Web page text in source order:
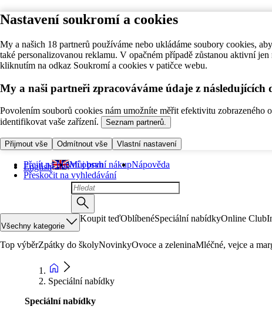
Nastavení soukromí a cookies
My a našich 18 partnerů používáme nebo ukládáme soubory cookies,
také personalizovanou reklamu. V opačném případě zůstanou aktivní
kliknutím na odkaz Soukromí a cookies v patičce webu.
My a naši partneři zpracováváme údaje z následujících
Povolením souborů cookies nám umožníte měřit efektivitu zobrazeného
identifikovat vaše zařízení.
Seznam partnerů.
Přijmout vše Odmítnout vše Vlastní nastavení
Přejít na hlavní obsah
Přeskočit na vyhledávání
English Můj první nákupNápověda
Všechny kategorie
Koupit teďOblíbenéSpeciální nabídkyOnline Club
Top výběrZpátky do školyNovinkyOvoce a zeleninaMléčné, vejce a
Speciální nabídky
Speciální nabídky